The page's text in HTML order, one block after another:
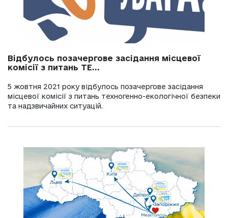
Відбулось позачергове засідання місцевої
комісії з питань ТЕ...
5 жовтня 2021 року відбулось позачергове засідання
місцевої комісії з питань техногенно-екологічної безпеки
та надзвичайних ситуацій.